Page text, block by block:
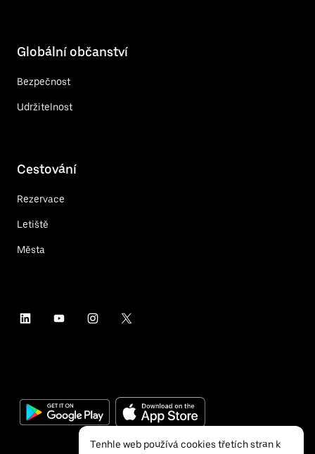
Globální občanství
Bezpečnost
Udržitelnost
Cestování
Rezervace
Letiště
Města
Tenhle web používá cookies třetích stran k